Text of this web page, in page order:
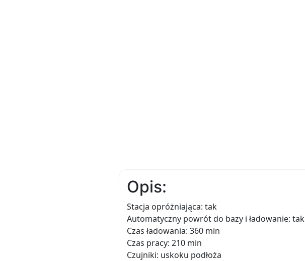
Opis:
Stacja opróżniająca: tak
Automatyczny powrót do bazy i ładowanie: tak
Czas ładowania: 360 min
Czas pracy: 210 min
Czujniki: uskoku podłoża